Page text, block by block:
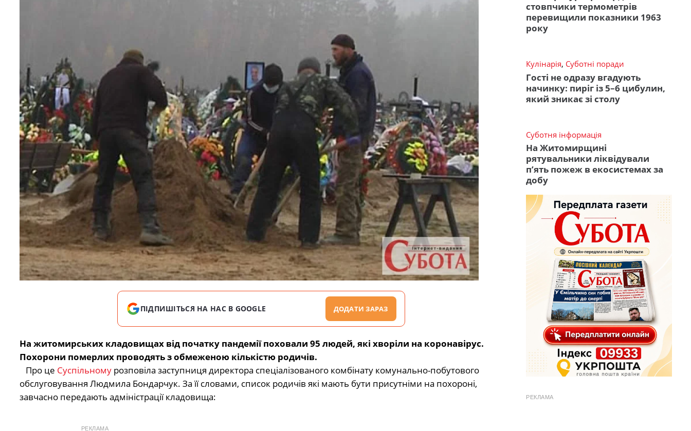
ПІДПИШІТЬСЯ НА НАС В GOOGLE ДОДАТИ ЗАРАЗ
На житомирських кладовищах від початку пандемії поховали 95 людей, які хворіли на коронавірус.
Похорони померлих проводять з обмеженою кількістю родичів.
Про це Суспільному розповіла заступниця директора спеціалізованого комбінату комунально-побутового
обслуговування Людмила Бондарчук. За її словами, список родичів які мають бути присутніми на похороні,
завчасно передають адміністрації кладовища:
РЕКЛАМА
стовпчики термометрів
перевищили показники 1963
року
Кулінарія, Суботні поради
Гості не одразу вгадують
начинку: пиріг із 5–6 цибулин,
який зникає зі столу
Суботня інформація
На Житомирщині
рятувальники ліквідували
п’ять пожеж в екосистемах за
добу
РЕКЛАМА